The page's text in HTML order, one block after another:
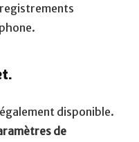
disponible.
de